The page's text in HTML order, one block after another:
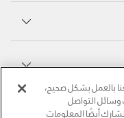
بالعمل بشكل صحيح،
وسائل التواصل
أيضًا المعلومات